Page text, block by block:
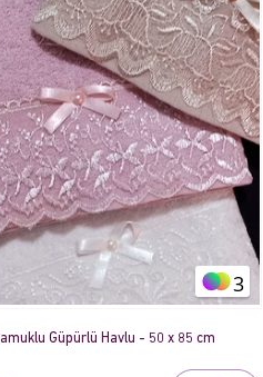
3
Güpürlü Havlu - 50 x 85 cm